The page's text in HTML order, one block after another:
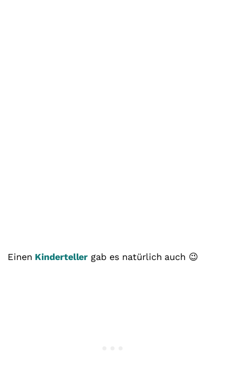
Einen Kinderteller gab es natürlich auch 😉